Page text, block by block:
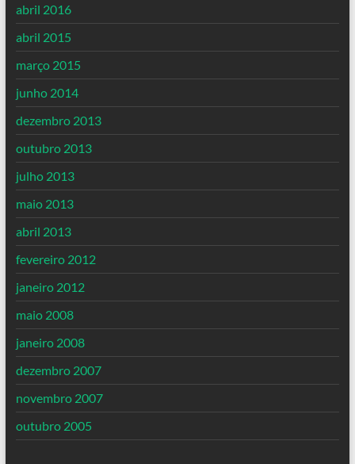
abril 2016
abril 2015
março 2015
junho 2014
dezembro 2013
outubro 2013
julho 2013
maio 2013
abril 2013
fevereiro 2012
janeiro 2012
maio 2008
janeiro 2008
dezembro 2007
novembro 2007
outubro 2005